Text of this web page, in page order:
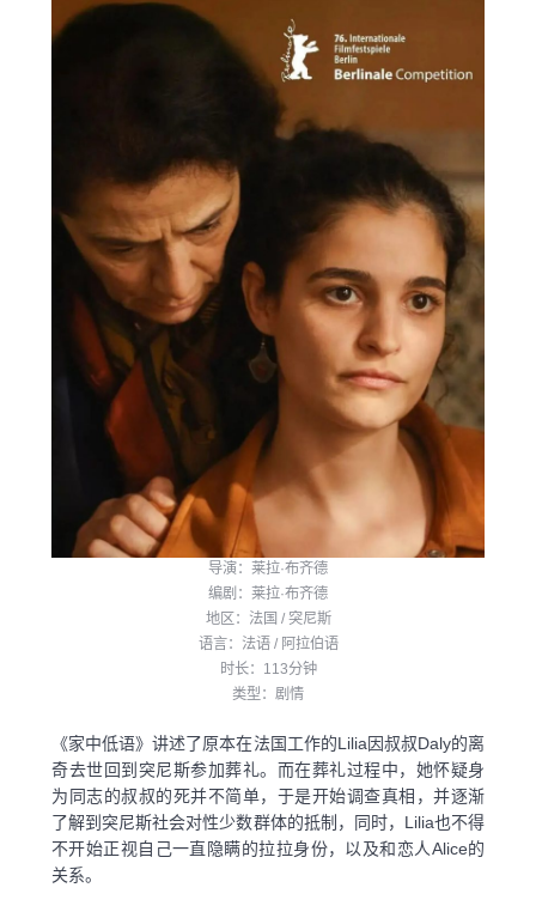
导演：莱拉·布齐德
编剧：莱拉·布齐德
地区：法国 / 突尼斯
语言：法语 / 阿拉伯语
时长：113分钟
类型：剧情
《家中低语》讲述了原本在法国工作的Lilia因叔叔Daly的离
奇去世回到突尼斯参加葬礼。而在葬礼过程中，她怀疑身
为同志的叔叔的死并不简单，于是开始调查真相，并逐渐
了解到突尼斯社会对性少数群体的抵制，同时，Lilia也不得
不开始正视自己一直隐瞒的拉拉身份，以及和恋人Alice的
关系。